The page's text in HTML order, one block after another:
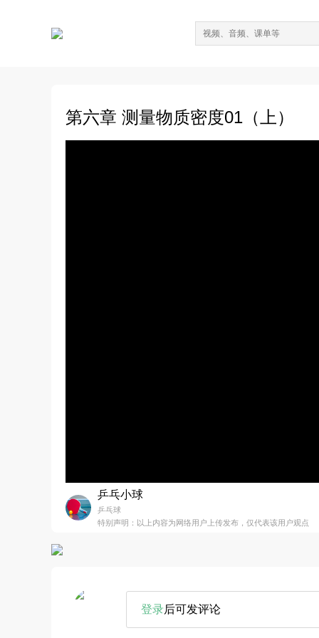
第六章 测量物质密度01（上）
乒乓小球
乒乓球
特别声明：以上内容为网络用户上传发布，仅代表该用户观点
登录后可发评论